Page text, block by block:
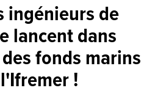
ingénieurs de
lancent dans
fonds marins
!